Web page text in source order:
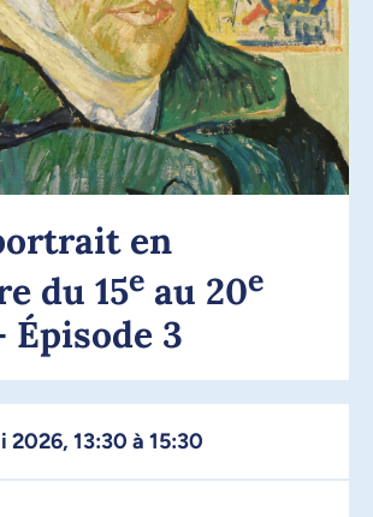
en
du 15e au 20e
Épisode 3
2026, 13:30 à 15:30